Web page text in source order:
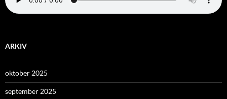
ARKIV
oktober 2025
september 2025